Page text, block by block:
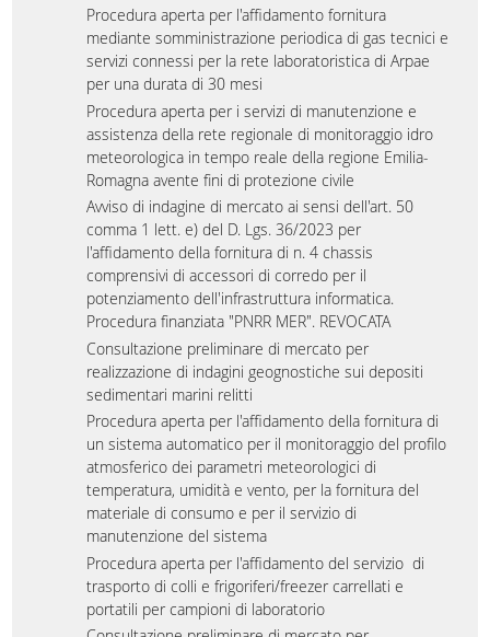
Procedura aperta per l'affidamento fornitura
mediante somministrazione periodica di gas tecnici e
servizi connessi per la rete laboratoristica di Arpae
per una durata di 30 mesi
Procedura aperta per i servizi di manutenzione e
assistenza della rete regionale di monitoraggio idro
meteorologica in tempo reale della regione Emilia-
Romagna avente fini di protezione civile
Avviso di indagine di mercato ai sensi dell'art. 50
comma 1 lett. e) del D. Lgs. 36/2023 per
l'affidamento della fornitura di n. 4 chassis
comprensivi di accessori di corredo per il
potenziamento dell'infrastruttura informatica.
Procedura finanziata "PNRR MER". REVOCATA
Consultazione preliminare di mercato per
realizzazione di indagini geognostiche sui depositi
sedimentari marini relitti
Procedura aperta per l'affidamento della fornitura di
un sistema automatico per il monitoraggio del profilo
atmosferico dei parametri meteorologici di
temperatura, umidità e vento, per la fornitura del
materiale di consumo e per il servizio di
manutenzione del sistema
Procedura aperta per l'affidamento del servizio di
trasporto di colli e frigoriferi/freezer carrellati e
portatili per campioni di laboratorio